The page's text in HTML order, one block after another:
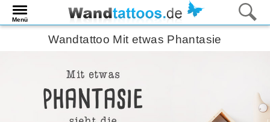
Menü
Wandtattoo Mit etwas Phantasie